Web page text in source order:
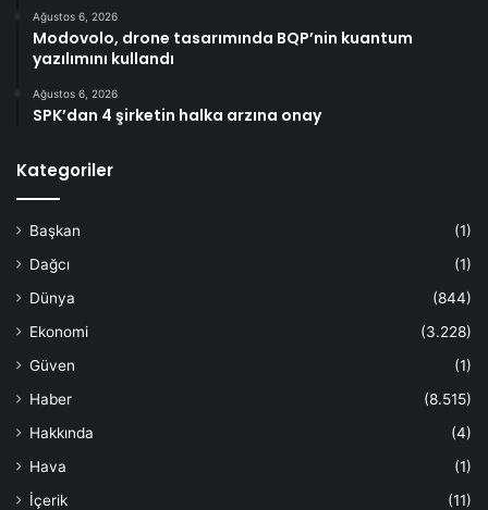
Ağustos 6, 2026
Modovolo, drone tasarımında BQP’nin kuantum
yazılımını kullandı
Ağustos 6, 2026
SPK’dan 4 şirketin halka arzına onay
Kategoriler
Başkan
(1)
Dağcı
(1)
Dünya
(844)
Ekonomi
(3.228)
Güven
(1)
Haber
(8.515)
Hakkında
(4)
Hava
(1)
İçerik
(11)